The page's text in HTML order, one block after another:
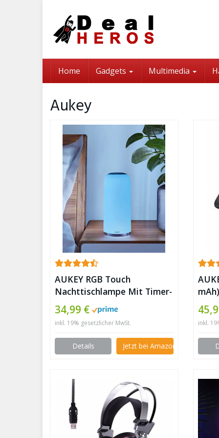
Home Gadgets Multimedia
Aukey
AUKEY RGB Touch
Nachttischlampe Mit Timer-
Funktion, Dimmbares
Warmweißes Licht &
Farbwechsel, Nachtlicht Mit
Memory-Funktion Für
Wohn- und Schlafzimmer ✪
34,99 €
inkl. 19% gesetzlicher MwSt.
Details Jetzt bei Amazon kaufen
inkl.